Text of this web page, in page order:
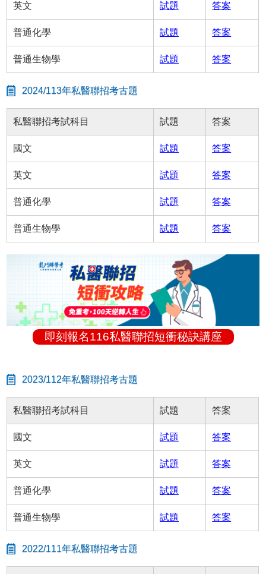
英文 試題 答案
普通化學 試題 答案
普通生物學 試題 答案
2024/113年私醫聯招考古題
私醫聯招考試科目 試題 答案
國文 試題 答案
英文 試題 答案
普通化學 試題 答案
普通生物學 試題 答案
即刻報名116私醫聯招短衝秘訣講座
2023/112年私醫聯招考古題
私醫聯招考試科目 試題 答案
國文 試題 答案
英文 試題 答案
普通化學 試題 答案
普通生物學 試題 答案
2022/111年私醫聯招考古題